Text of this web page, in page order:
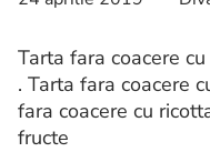
Tarta fara coacere
. Tarta fara coacere
fara coacere cu
fructe